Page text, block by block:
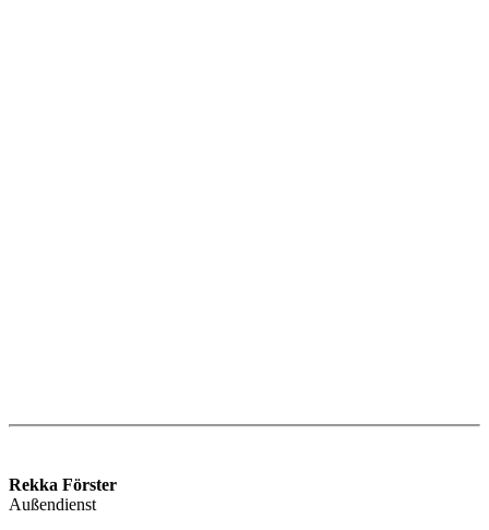
Rekka Förster
Außendienst